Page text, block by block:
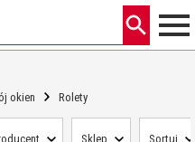
okien Rolety
Sklep Sortuj